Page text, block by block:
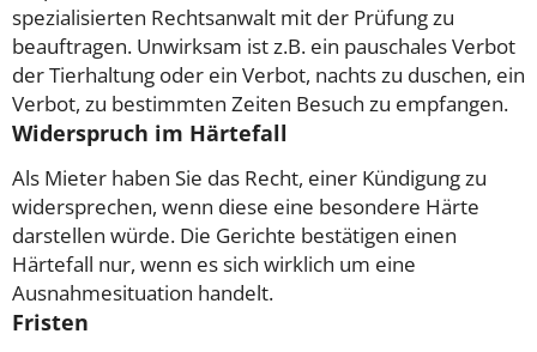
spezialisierten Rechtsanwalt mit der Prüfung zu
beauftragen. Unwirksam ist z.B. ein pauschales Verbot
der Tierhaltung oder ein Verbot, nachts zu duschen, ein
Verbot, zu bestimmten Zeiten Besuch zu empfangen.
Widerspruch im Härtefall
Als Mieter haben Sie das Recht, einer Kündigung zu
widersprechen, wenn diese eine besondere Härte
darstellen würde. Die Gerichte bestätigen einen
Härtefall nur, wenn es sich wirklich um eine
Ausnahmesituation handelt.
Fristen